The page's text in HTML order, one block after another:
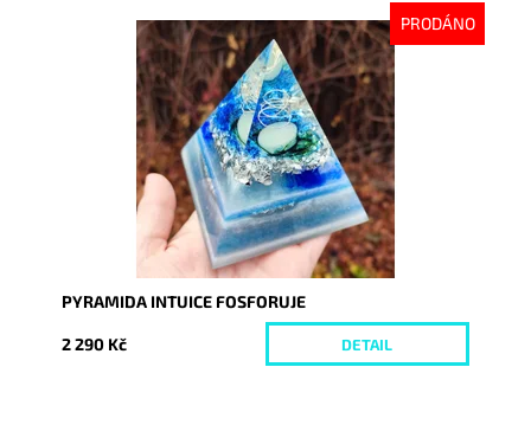
PRODÁNO
Dostupnost:
Vyprodáno
9275
PYRAMIDA INTUICE FOSFORUJE
2 290 Kč DETAIL